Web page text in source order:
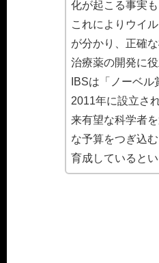
化が起こる事実
これによりウイ
が分かり、正確
治療薬の開発に
IBSは「ノーベ
2011年に設立さ
来有望な科学者
な予算をつぎ込
育成しているとい